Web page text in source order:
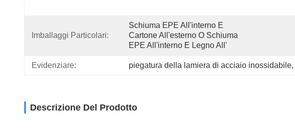
Imballaggi Particolari:
Schiuma EPE All'interno E
Cartone All'esterno O Schiuma
EPE All'interno E Legno All'
Evidenziare: piegatura della lamiera di acciaio inossidabile,
Descrizione Del Prodotto